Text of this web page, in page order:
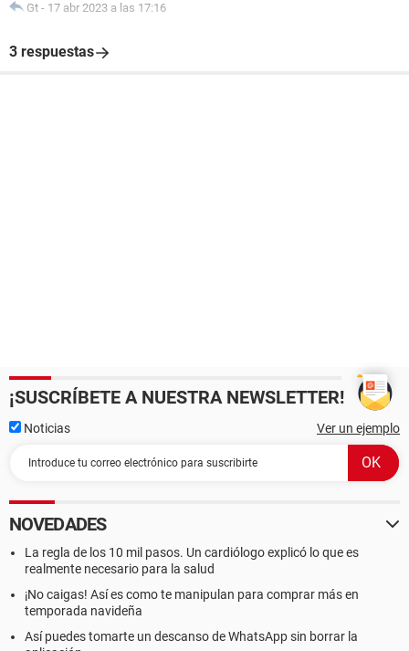
Gt - 17 abr 2023 a las 17:16
3 respuestas
¡SUSCRÍBETE A NUESTRA NEWSLETTER!
Noticias Ver un ejemplo
NOVEDADES
La regla de los 10 mil pasos. Un cardiólogo explicó lo que es
realmente necesario para la salud
¡No caigas! Así es como te manipulan para comprar más en
temporada navideña
Así puedes tomarte un descanso de WhatsApp sin borrar la